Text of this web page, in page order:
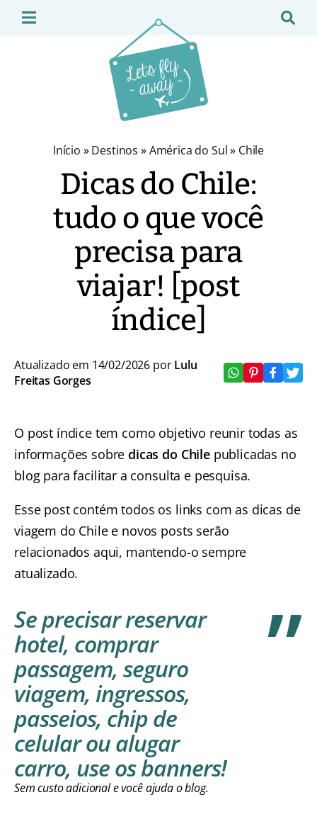
Início »Destinos »América do Sul» Chile
Dicas do Chile:
tudo o que você
precisa para
viajar! [post
índice]
Atualizado em 14/02/2026 porLulu
Freitas Gorges
O post índice tem como objetivo reunir todas as
informações sobre dicas do Chilepublicadas no
blog para facilitar a consulta e pesquisa.
Esse post contém todos os links com as dicas de
viagem do Chile e novos posts serão
relacionados aqui, mantendo-o sempre
atualizado.
Se precisar reservar
hotel, comprar
passagem, seguro
viagem, ingressos,
passeios, chip de
celular ou alugar
carro, use os banners!
Sem custo adicional e você ajuda o blog.